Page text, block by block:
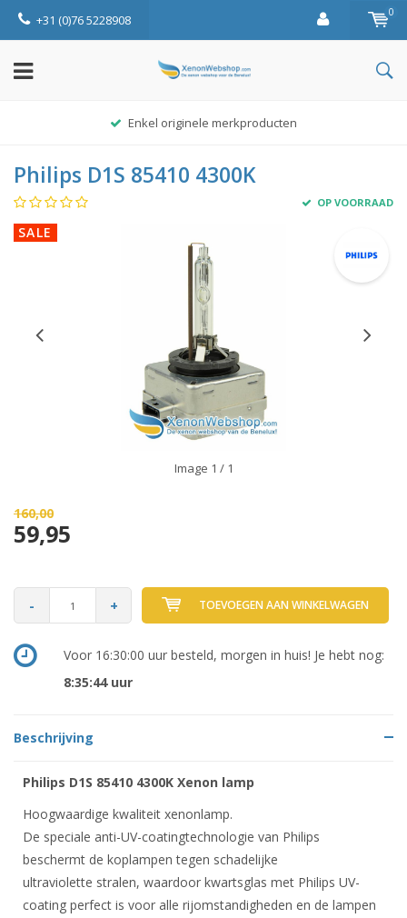
+31 (0)76 5228908 0
Enkel originele merkproducten
Philips D1S 85410 4300K
OP VOORRAAD
SALE
Image 1 / 1
160,00
59,95
- + TOEVOEGEN AAN WINKELWAGEN
Voor 16:30:00 uur besteld, morgen in huis! Je hebt nog:
8:35:44uur
Beschrijving
Philips D1S 85410 4300K Xenon lamp
Hoogwaardige kwaliteit xenonlamp.
De speciale anti-UV-coatingtechnologie van Philips
beschermt de koplampen tegen schadelijke
ultraviolette stralen, waardoor kwartsglas met Philips UV-
coating perfect is voor alle rijomstandigheden en de lampen